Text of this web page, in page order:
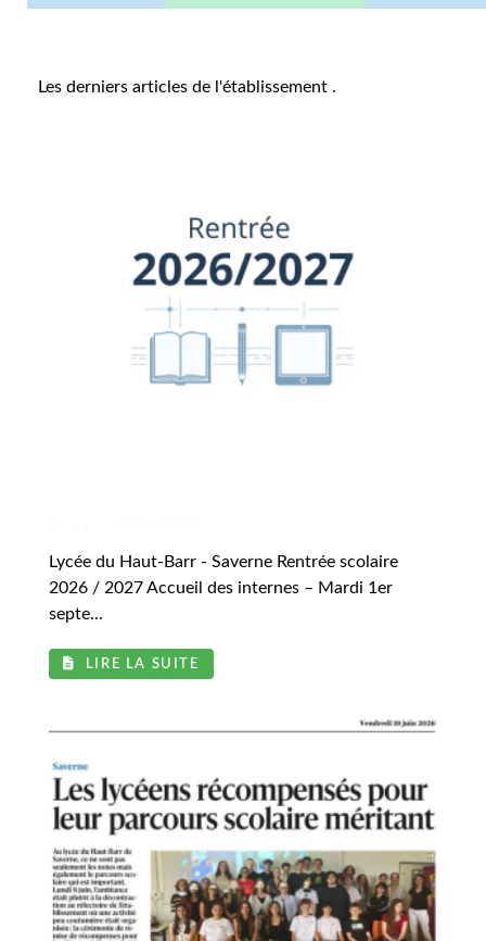
Les derniers articles de l'établissement .
Lycée du Haut-Barr - Saverne Rentrée scolaire
2026 / 2027 Accueil des internes – Mardi 1er
septe...
LIRE LA SUITE